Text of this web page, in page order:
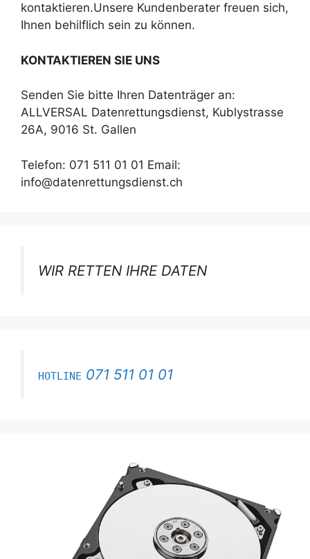
kontaktieren.Unsere Kundenberater freuen sich,
Ihnen behilflich sein zu können.
KONTAKTIEREN SIE UNS
Senden Sie bitte Ihren Datenträger an:
ALLVERSAL Datenrettungsdienst, Kublystrasse
26A, 9016 St. Gallen
Telefon: 071 511 01 01 Email:
info@datenrettungsdienst.ch
WIR RETTEN IHRE DATEN
HOTLINE 071 511 01 01